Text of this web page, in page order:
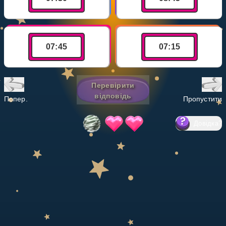
НАВЧАЛЬНИЙ ПЛАН
Select curriculum
07:45 07:15
Попер.
Перевірити
відповідь
Пропустити
?